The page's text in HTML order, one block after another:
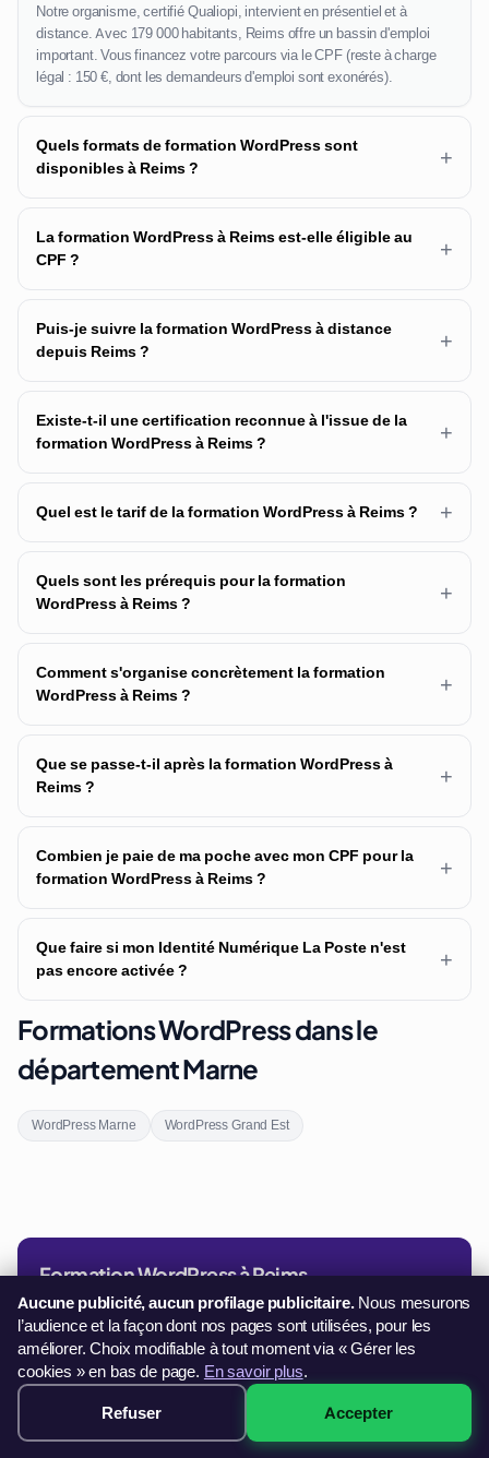
Notre organisme, certifié Qualiopi, intervient en présentiel et à
distance. Avec 179 000 habitants, Reims offre un bassin d'emploi
important. Vous financez votre parcours via le CPF (reste à charge
légal : 150 €, dont les demandeurs d'emploi sont exonérés).
Quels formats de formation WordPress sont
disponibles à Reims ?
+
La formation WordPress à Reims est-elle éligible au
CPF ?
+
Puis-je suivre la formation WordPress à distance
depuis Reims ?
+
Existe-t-il une certification reconnue à l'issue de la
formation WordPress à Reims ?
+
Quel est le tarif de la formation WordPress à Reims ? +
Quels sont les prérequis pour la formation
WordPress à Reims ?
+
Comment s'organise concrètement la formation
WordPress à Reims ?
+
Que se passe-t-il après la formation WordPress à
Reims ?
+
Combien je paie de ma poche avec mon CPF pour la
formation WordPress à Reims ?
+
Que faire si mon Identité Numérique La Poste n'est
pas encore activée ?
+
Formations WordPress dans le
département Marne
WordPress Marne WordPress Grand Est
Formation WordPress à Reims
Dès
499€
Paiement en 3× sans frais
32 sessions disponibles à Reims
499€ · Voir les sessions →
Aucune publicité, aucun profilage publicitaire.Nous mesurons
l’audience et la façon dont nos pages sont utilisées, pour les
améliorer. Choix modifiable à tout moment via « Gérer les
cookies » en bas de page. En savoir plus.
Refuser Accepter